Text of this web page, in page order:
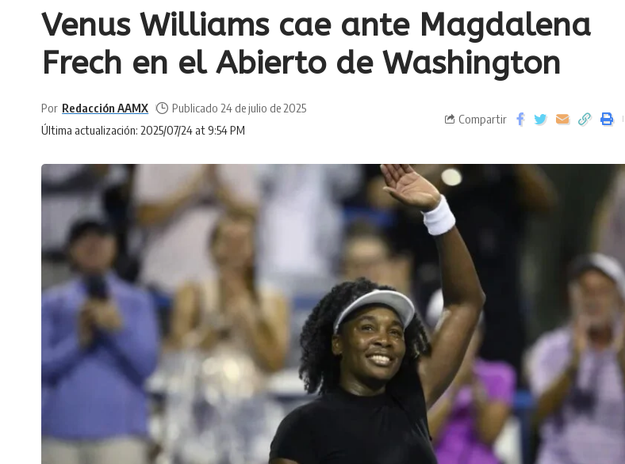
Venus Williams cae ante Magdalena
Frech en el Abierto de Washington
Última actualización: 2025/07/24 at 9:54 PM
Por Redacción AAMX Publicado 24 de julio de 2025
Compartir